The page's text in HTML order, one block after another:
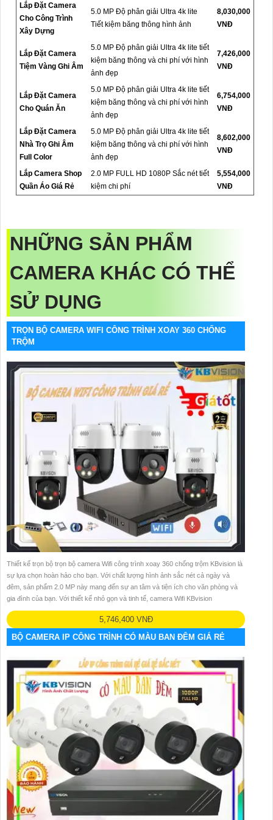
Lắp Đặt Camera
Cho Công Trình
Xây Dựng
5.0 MP Độ phân giải Ultra 4k lite
Tiết kiệm băng thông hình ảnh
8,030,000
VNĐ
Lắp Đặt Camera
Tiệm Vàng Ghi Âm
5.0 MP Độ phân giải Ultra 4k lite tiết
kiệm băng thông và chi phí với hình
ảnh đẹp
7,426,000
VNĐ
Lắp Đặt Camera
Cho Quán Ăn
5.0 MP Độ phân giải Ultra 4k lite tiết
kiệm băng thông và chi phí với hình
ảnh đẹp
6,754,000
VNĐ
Lắp Đặt Camera
Nhà Trọ Ghi Âm
Full Color
5.0 MP Độ phân giải Ultra 4k lite tiết
kiệm băng thông và chi phí với hình
ảnh đẹp
8,602,000
VNĐ
Lắp Camera Shop
Quần Áo Giá Rẻ
2.0 MP FULL HD 1080P Sắc nét tiết
kiệm chi phí
5,554,000
VNĐ
NHỮNG SẢN PHẨM
CAMERA KHÁC CÓ THỂ
SỬ DỤNG
TRỌN BỘ CAMERA WIFI CÔNG TRÌNH XOAY 360 CHỐNG
TRỘM
Thiết kế trọn bộ trọn bộ camera Wifi công trình xoay 360 chống trộm KBvision là
sự lựa chọn hoàn hảo cho bạn. Với chất lượng hình ảnh sắc nét cả ngày và
đêm, sản phẩm 2.0 MP này mang đến sự an tâm và tiện ích cho văn phòng và
gia đình của bạn. Với thiết kế nhỏ gọn và tinh tế, camera Wifi KBvision
5,746,400 VNĐ
BỘ CAMERA IP CÔNG TRÌNH CÓ MÀU BAN ĐÊM GIÁ RẺ